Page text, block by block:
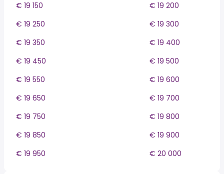
€ 19 150
€ 19 200
€ 19 250
€ 19 300
€ 19 350
€ 19 400
€ 19 450
€ 19 500
€ 19 550
€ 19 600
€ 19 650
€ 19 700
€ 19 750
€ 19 800
€ 19 850
€ 19 900
€ 19 950
€ 20 000